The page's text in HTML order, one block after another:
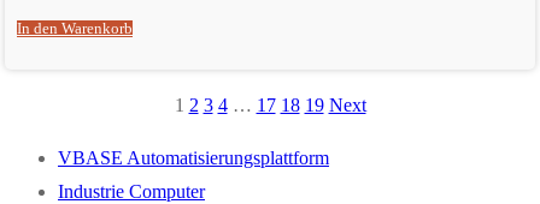
In den Warenkorb
1 2 3 4 … 17 18 19 Next
VBASE Automatisierungsplattform
Industrie Computer